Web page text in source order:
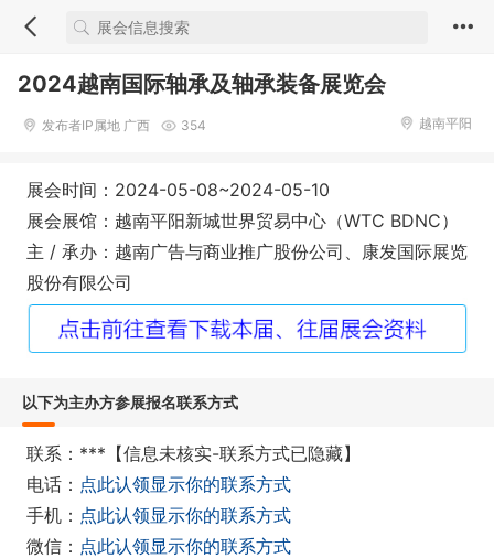
2024越南国际轴承及轴承装备展览会
发布者IP属地 广西 354 越南平阳
展会时间：2024-05-08~2024-05-10
展会展馆：越南平阳新城世界贸易中心（WTC BDNC）
主 / 承办：越南广告与商业推广股份公司、康发国际展览
股份有限公司
以下为主办方参展报名联系方式
联系：***【信息未核实-联系方式已隐藏】
电话： 点此认领显示你的联系方式
手机： 点此认领显示你的联系方式
微信： 点此认领显示你的联系方式